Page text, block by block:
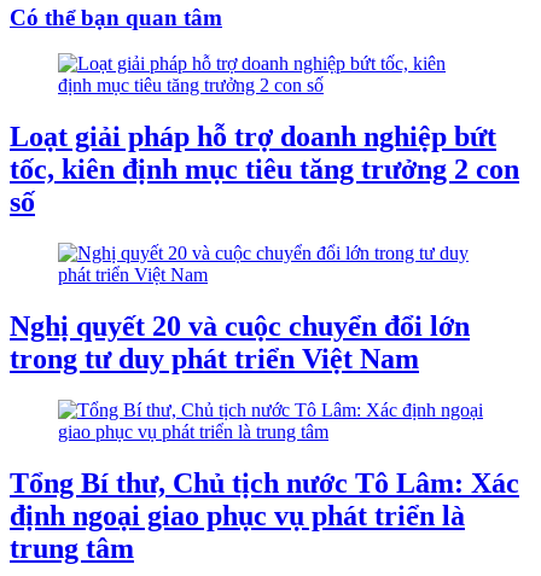
Có thể bạn quan tâm
Loạt giải pháp hỗ trợ doanh nghiệp bứt
tốc, kiên định mục tiêu tăng trưởng 2 con
số
Nghị quyết 20 và cuộc chuyển đổi lớn
trong tư duy phát triển Việt Nam
Tổng Bí thư, Chủ tịch nước Tô Lâm: Xác
định ngoại giao phục vụ phát triển là
trung tâm